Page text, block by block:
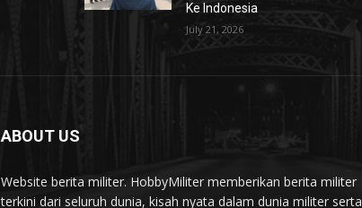
Ke Indonesia
July 21, 2026
ABOUT US
Website berita militer. HobbyMiliter memberikan berita militer
terkini dari seluruh dunia, kisah nyata dalam dunia militer serta